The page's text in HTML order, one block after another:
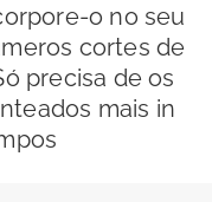
o no seu
cortes de
precisa de os
mais in